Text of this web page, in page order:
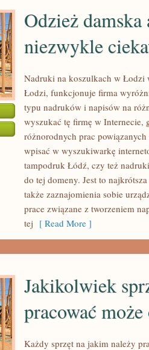
Odzież
niezwykle
Nadruki na koszulkach w Łodzi
Łodzi, funkcjonuje firma
typu nadruków i napisów na
wyszukać tę firmę w Internecie,
różnorodnych prac
wpisać w wyszukiwarkę
tampodruk Łódź, czy też
do tej domeny. Jest to
także zaznajomienia sobie
prace związane z tworzeniem
tej [ Read More ]
Jakikolwiek
pracować
Każdy sprzęt na jakim należy